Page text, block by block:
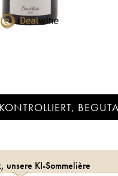
KONTROLLIERT,
unsere KI-Sommelière